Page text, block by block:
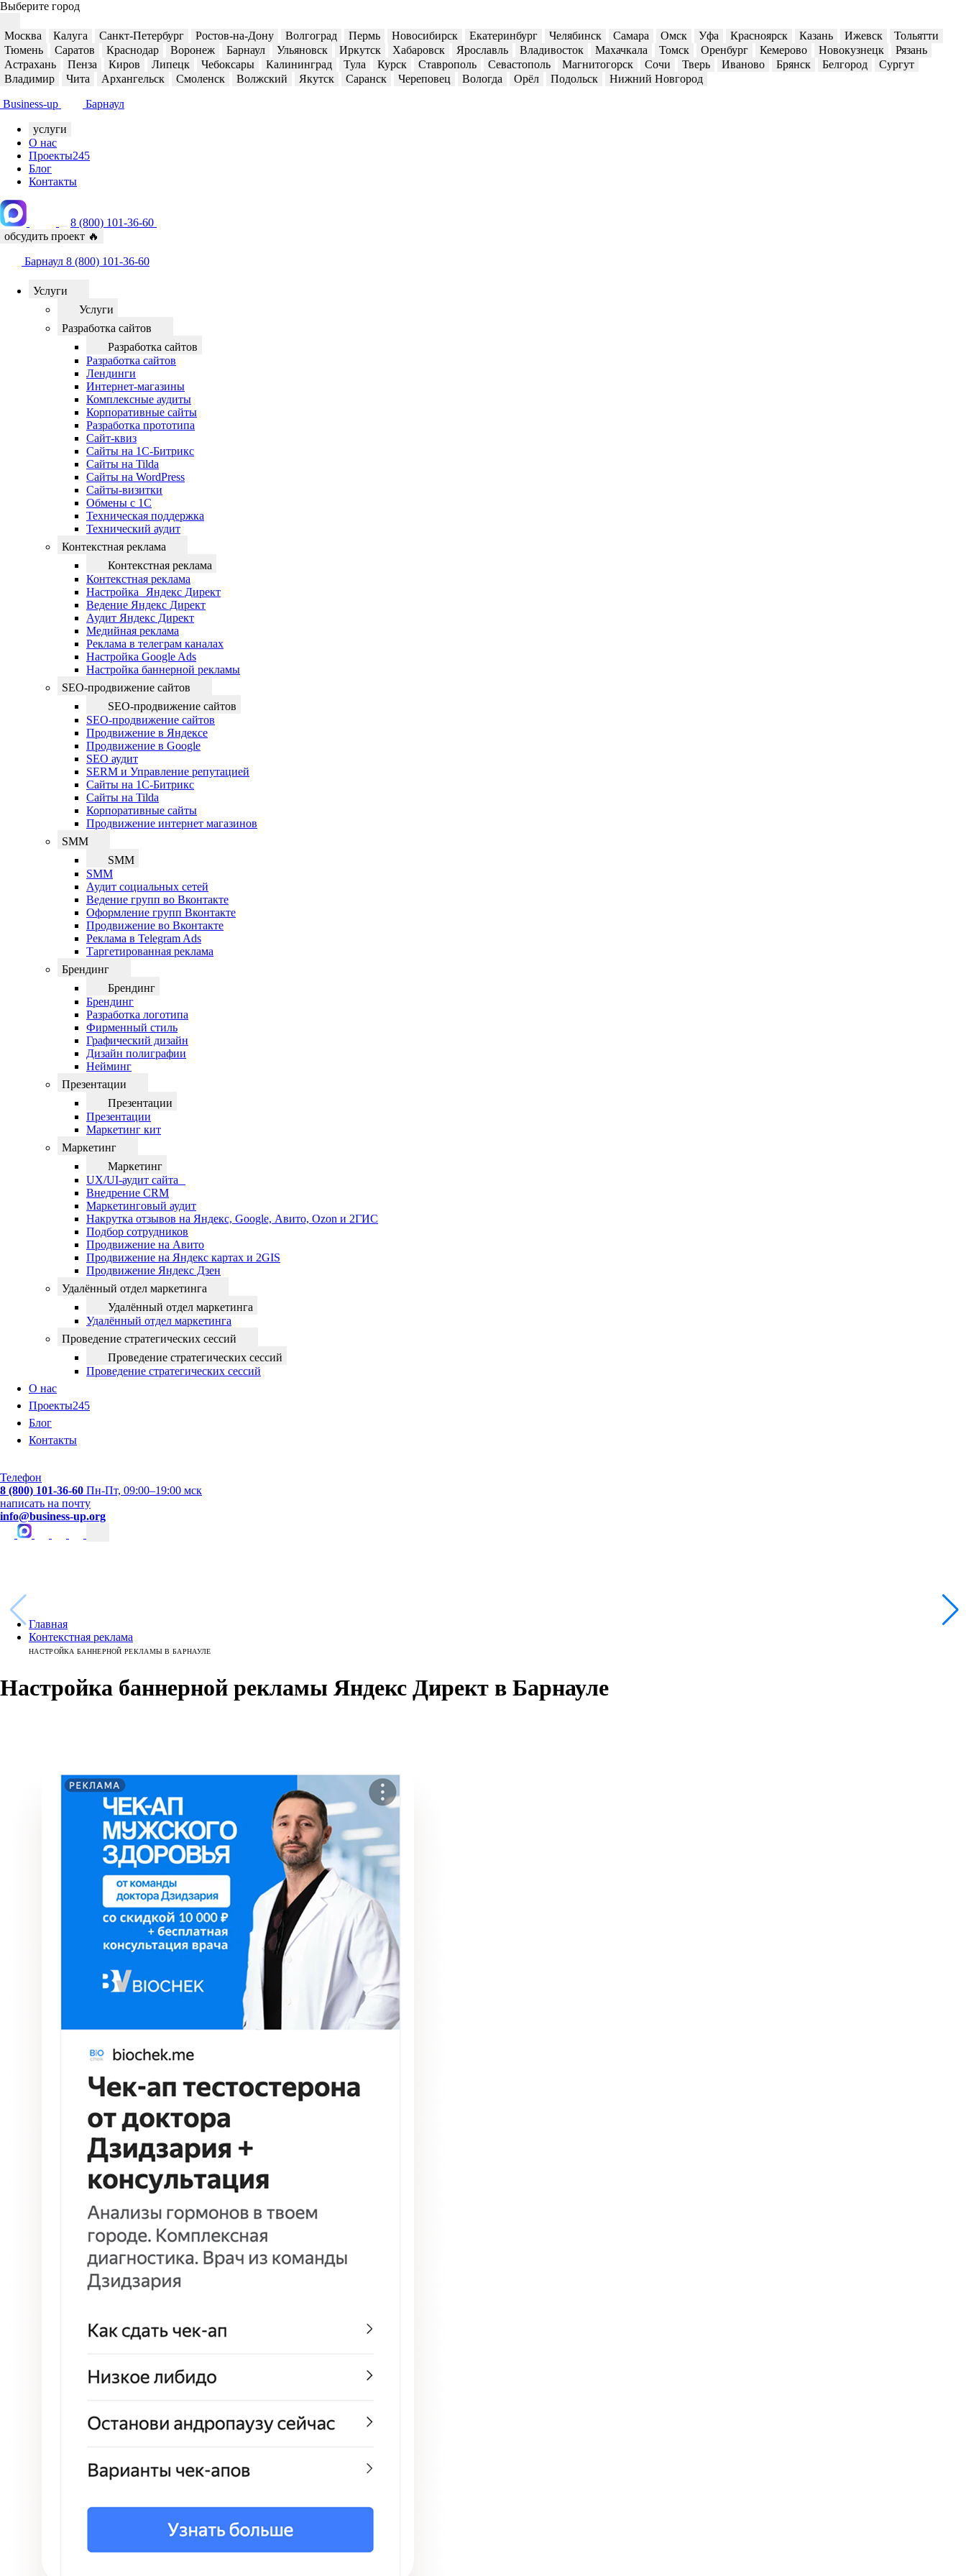
Выберите город
Москва Калуга Санкт-Петербург Ростов-на-Дону Волгоград Пермь Новосибирск Екатеринбург Челябинск Самара Омск Уфа Красноярск Казань Ижевск
Тольятти
Тюмень
Саратов Краснодар Воронеж Барнаул Ульяновск Иркутск Хабаровск Ярославль Владивосток Махачкала Томск Оренбург Кемерово Новокузнецк
Рязань
Астрахань
Пенза Киров Липецк Чебоксары Калининград Тула Курск Ставрополь Севастополь Магнитогорск Сочи Тверь Иваново Брянск Белгород
Сургут
Владимир
Чита Архангельск Смоленск Волжский Якутск Саранск Череповец Вологда Орёл Подольск Нижний Новгород
Business-up Барнаул
услуги
О нас
Проекты245
Блог
Контакты
8 (800) 101-36-60
обсудить проект 🔥
Барнаул 8 (800) 101-36-60
Услуги
Услуги
Разработка сайтов
Разработка сайтов
Разработка сайтов
Лендинги
Интернет-магазины
Комплексные аудиты
Корпоративные сайты
Разработка прототипа
Сайт-квиз
Сайты на 1С-Битрикс
Сайты на Tilda
Сайты на WordPress
Сайты-визитки
Обмены с 1С
Техническая поддержка
Технический аудит
Контекстная реклама
Контекстная реклама
Контекстная реклама
Настройка Яндекс Директ
Ведение Яндекс Директ
Аудит Яндекс Директ
Медийная реклама
Реклама в телеграм каналах
Настройка Google Ads
Настройка баннерной рекламы
SEO-продвижение сайтов
SEO-продвижение сайтов
SEO-продвижение сайтов
Продвижение в Яндексе
Продвижение в Google
SEO аудит
SERM и Управление репутацией
Сайты на 1С-Битрикс
Сайты на Tilda
Корпоративные сайты
Продвижение интернет магазинов
SMM
SMM
SMM
Аудит социальных сетей
Ведение групп во Вконтакте
Оформление групп Вконтакте
Продвижение во Вконтакте
Реклама в Telegram Ads
Таргетированная реклама
Брендинг
Брендинг
Брендинг
Разработка логотипа
Фирменный стиль
Графический дизайн
Дизайн полиграфии
Нейминг
Презентации
Презентации
Презентации
Маркетинг кит
Маркетинг
Маркетинг
UX/UI-аудит сайта
Внедрение CRM
Маркетинговый аудит
Накрутка отзывов на Яндекс, Google, Авито, Ozon и 2ГИС
Подбор сотрудников
Продвижение на Авито
Продвижение на Яндекс картах и 2GIS
Продвижение Яндекс Дзен
Удалённый отдел маркетинга
Удалённый отдел маркетинга
Удалённый отдел маркетинга
Проведение стратегических сессий
Проведение стратегических сессий
Проведение стратегических сессий
О нас
Проекты245
Блог
Контакты
Телефон
8 (800) 101-36-60 Пн-Пт, 09:00–19:00 мск
написать на почту
info@business-up.org
Главная
Контекстная реклама
НАСТРОЙКА БАННЕРНОЙ РЕКЛАМЫ В БАРНАУЛЕ
Настройка баннерной рекламы Яндекс Директ в Барнауле